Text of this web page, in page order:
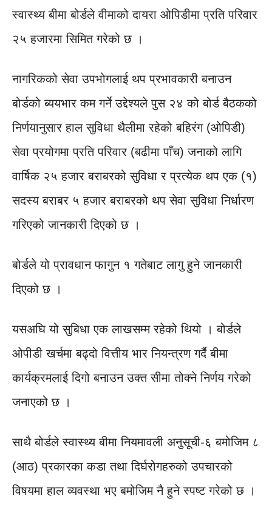
स्वास्थ्य बीमा बोर्डले वीमाको दायरा ओपिडीमा प्रति परिवार
२५ हजारमा सिमित गरेको छ ।
नागरिकको सेवा उपभोगलाई थप प्रभावकारी बनाउन
बोर्डको ब्ययभार कम गर्ने उद्देश्यले पुस २४ को बोर्ड बैठकको
निर्णयानुसार हाल सुविधा थैलीमा रहेको बहिरंग (ओपिडी)
सेवा प्रयोगमा प्रति परिवार (बढीमा पाँच) जनाको लागि
वार्षिक २५ हजार बराबरको सुविधा र प्रत्येक थप एक (१)
सदस्य बराबर ५ हजार बराबरको थप सेवा सुविधा निर्धारण
गरिएको जानकारी दिएको छ ।
बोर्डले यो प्रावधान फागुन १ गतेबाट लागु हुने जानकारी
दिएको छ ।
यसअघि यो सुबिधा एक लाखसम्म रहेको थियो । बोर्डले
ओपीडी खर्चमा बढ्दो वित्तीय भार नियन्त्रण गर्दै बीमा
कार्यक्रमलाई दिगो बनाउन उक्त सीमा तोक्ने निर्णय गरेको
जनाएको छ ।
साथै बोर्डले स्वास्थ्य बीमा नियमावली अनुसूची-६ बमोजिम ८
(आठ) प्रकारका कडा तथा दिर्घरोगहरुको उपचारको
विषयमा हाल व्यवस्था भए बमोजिम नै हुने स्पष्ट गरेको छ ।